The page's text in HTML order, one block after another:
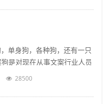
单身狗，各种狗，还有一只
是对现在从事文案行业人员
案例写文案，晚上看稿子改
28500